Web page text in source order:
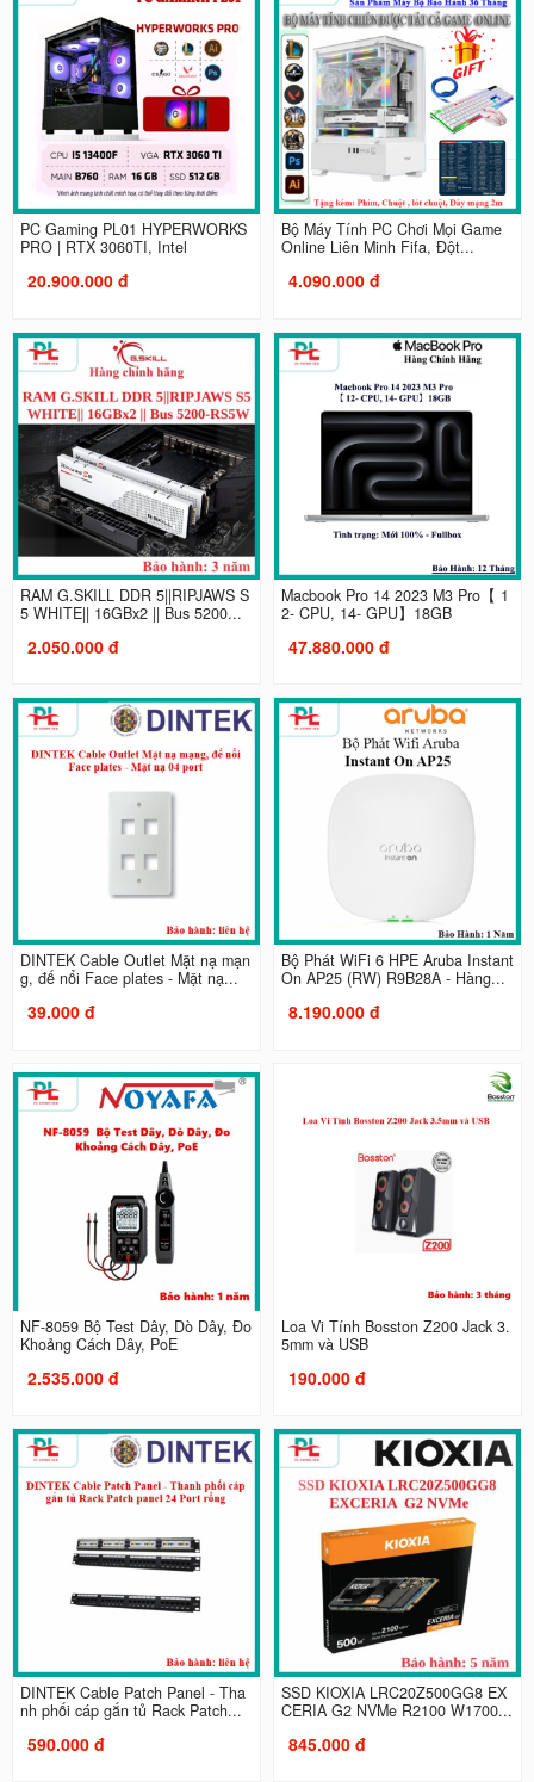
PC Gaming PL01 HYPERWORKS
PRO | RTX 3060TI, Intel
20.900.000 đ
Bộ Máy Tính PC Chơi Mọi Game
Online Liên Minh Fifa, Đột...
4.090.000 đ
RAM G.SKILL DDR 5||RIPJAWS S
5 WHITE|| 16GBx2 || Bus 5200...
2.050.000 đ
Macbook Pro 14 2023 M3 Pro【 1
2- CPU, 14- GPU】18GB
47.880.000 đ
DINTEK Cable Outlet Mặt nạ mạn
g, đế nổi Face plates - Mặt nạ...
39.000 đ
Bộ Phát WiFi 6 HPE Aruba Instant
On AP25 (RW) R9B28A - Hàng...
8.190.000 đ
NF-8059 Bộ Test Dây, Dò Dây, Đo
Khoảng Cách Dây, PoE
2.535.000 đ
Loa Vi Tính Bosston Z200 Jack 3.
5mm và USB
190.000 đ
DINTEK Cable Patch Panel - Tha
nh phối cáp gắn tủ Rack Patch...
590.000 đ
SSD KIOXIA LRC20Z500GG8 EX
CERIA G2 NVMe R2100 W1700...
845.000 đ